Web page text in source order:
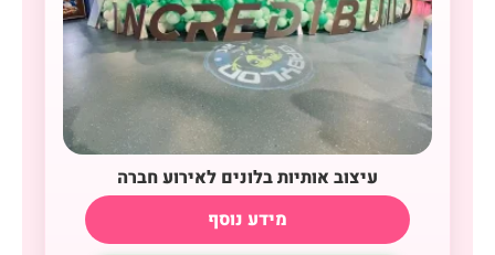
עיצוב אותיות בלונים לאירוע חברה
מידע נוסף